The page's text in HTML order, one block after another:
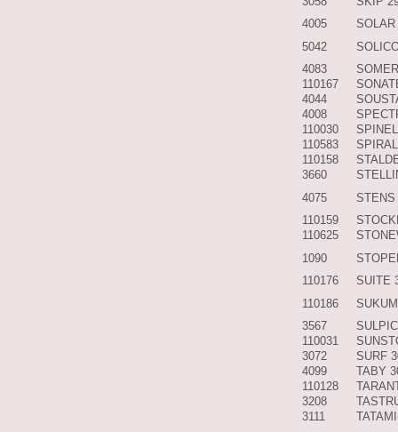
4005
SOLAR
5042
4083
110167
4044
4008
110030
110583
110158
3660
4075
STENS
110159
110625
1090
110176
SUITE
110186
3567
110031
3072
SURF
4099
TABY
110128
3208
3111